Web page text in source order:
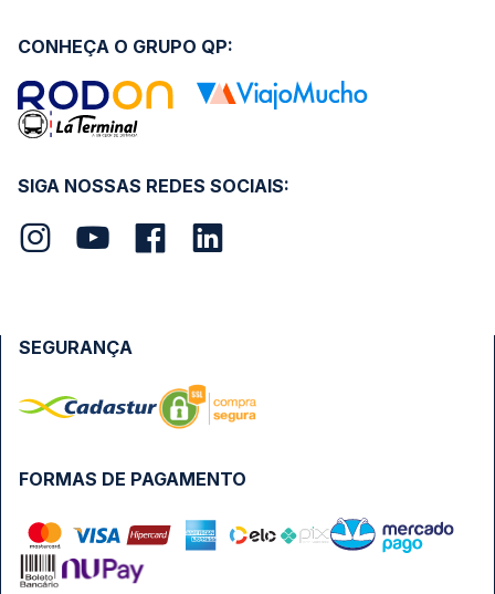
SIGA NOSSAS REDES SOCIAIS:
CONHEÇA O GRUPO QP:
FORMAS DE PAGAMENTO
SEGURANÇA